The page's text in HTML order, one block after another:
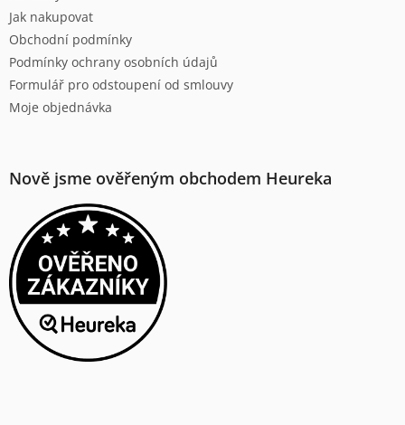
Jak nakupovat
Obchodní podmínky
Podmínky ochrany osobních údajů
Formulář pro odstoupení od smlouvy
Moje objednávka
Nově jsme ověřeným obchodem Heureka